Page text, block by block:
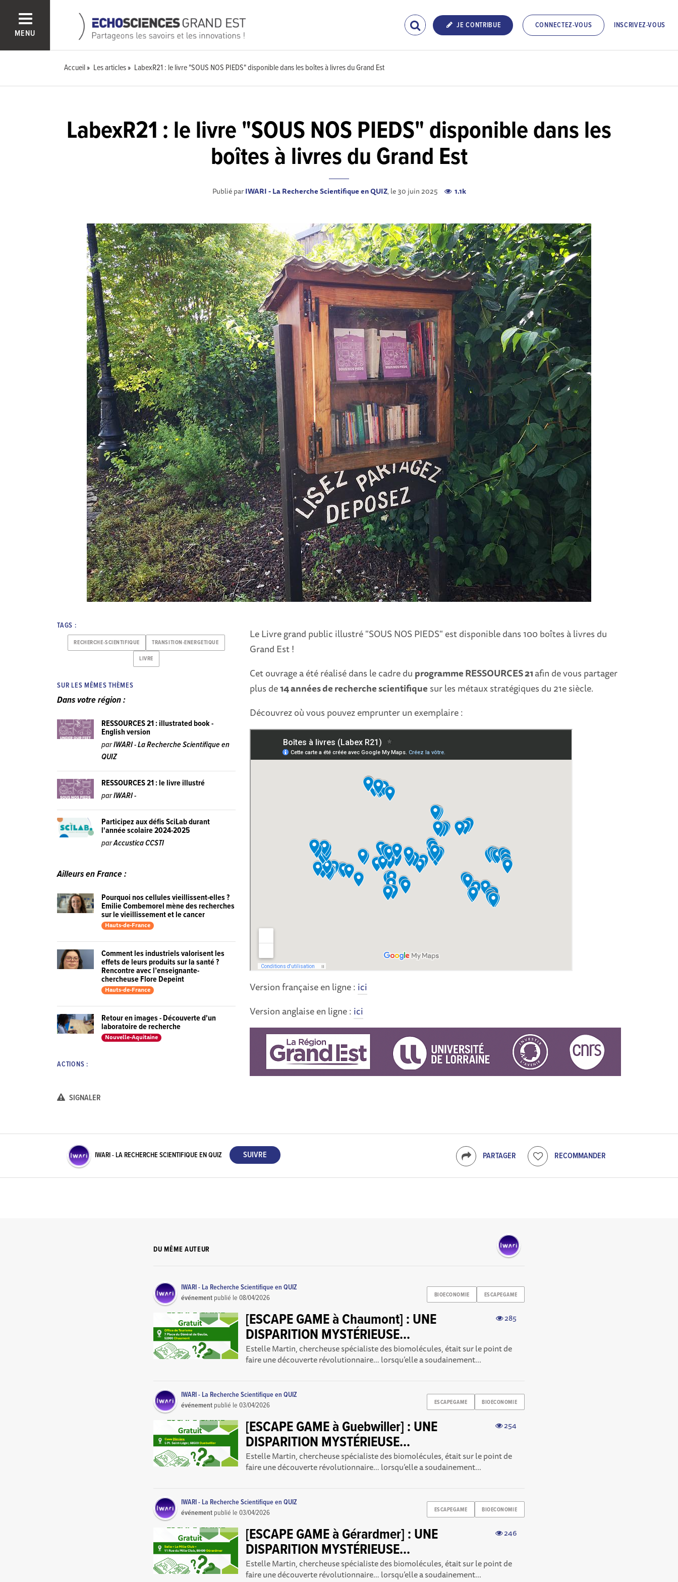
MENU
JE CONTRIBUE CONNECTEZ-VOUS INSCRIVEZ-VOUS
Accueil Les articles LabexR21 : le livre "SOUS NOS PIEDS" disponible dans les boîtes à livres du Grand Est
LabexR21 : le livre "SOUS NOS PIEDS" disponible dans les
boîtes à livres du Grand Est
Publié parIWARI - La Recherche Scientifique en QUIZ, le 30 juin 2025 1.1k
Le Livre grand public illustré "SOUS NOS PIEDS" est disponible dans 100 boîtes à livres du
Grand Est !
Cet ouvrage a été réalisé dans le cadre du programme RESSOURCES 21afin de vous partager
plus de14 années de recherche scientifique sur les métaux stratégiques du 21e siècle.
Découvrez où vous pouvez emprunter un exemplaire :
Version française en ligne : ici
Version anglaise en ligne : ici
TAGS :
RECHERCHE-SCIENTIFIQUE TRANSITION-ENERGETIQUE
LIVRE
SUR LES MÊMES THÈMES
Dans votre région :
RESSOURCES 21 : illustrated book -
English version
parIWARI - La Recherche Scientifique en
QUIZ
RESSOURCES 21 : le livre illustré
parIWARI -
Participez aux défis SciLab durant
l'année scolaire 2024-2025
parAccustica CCSTI
Ailleurs en France :
Pourquoi nos cellules vieillissent-elles ?
Emilie Combemorel mène des recherches
sur le vieillissement et le cancer
Hauts-de-France
Comment les industriels valorisent les
effets de leurs produits sur la santé ?
Rencontre avec l’enseignante-
chercheuse Flore Depeint
Hauts-de-France
Retour en images - Découverte d'un
laboratoire de recherche
Nouvelle-Aquitaine
ACTIONS :
SIGNALER
PARTAGER RECOMMANDER
IWARI - LA RECHERCHE SCIENTIFIQUE EN QUIZ
DU MÊME AUTEUR
BIOECONOMIE ESCAPEGAME
IWARI - La Recherche Scientifique en QUIZ
événement publié le08/04/2026
285
[ESCAPE GAME à Chaumont] : UNE
DISPARITION MYSTÉRIEUSE...
Estelle Martin, chercheuse spécialiste des biomolécules, était sur le point de
faire une découverte révolutionnaire… lorsqu’elle a soudainement...
ESCAPEGAME BIOECONOMIE
IWARI - La Recherche Scientifique en QUIZ
événement publié le03/04/2026
254
[ESCAPE GAME à Guebwiller] : UNE
DISPARITION MYSTÉRIEUSE...
Estelle Martin, chercheuse spécialiste des biomolécules, était sur le point de
faire une découverte révolutionnaire… lorsqu’elle a soudainement...
ESCAPEGAME BIOECONOMIE
IWARI - La Recherche Scientifique en QUIZ
événement publié le03/04/2026
246
[ESCAPE GAME à Gérardmer] : UNE
DISPARITION MYSTÉRIEUSE...
Estelle Martin, chercheuse spécialiste des biomolécules, était sur le point de
faire une découverte révolutionnaire… lorsqu’elle a soudainement...